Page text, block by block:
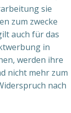
sie
zum zwecke
auch für das
in
werden ihre
nicht mehr zum
nach